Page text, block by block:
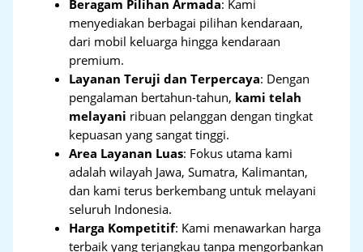
Beragam Pilihan Armada: Kami
menyediakan berbagai pilihan kendaraan,
dari mobil keluarga hingga kendaraan
premium.
Layanan Teruji dan Terpercaya: Dengan
pengalaman bertahun-tahun, kami telah
melayani ribuan pelanggan dengan tingkat
kepuasan yang sangat tinggi.
Area Layanan Luas: Fokus utama kami
adalah wilayah Jawa, Sumatra, Kalimantan,
dan kami terus berkembang untuk melayani
seluruh Indonesia.
Harga Kompetitif: Kami menawarkan harga
terbaik yang terjangkau tanpa mengorbankan